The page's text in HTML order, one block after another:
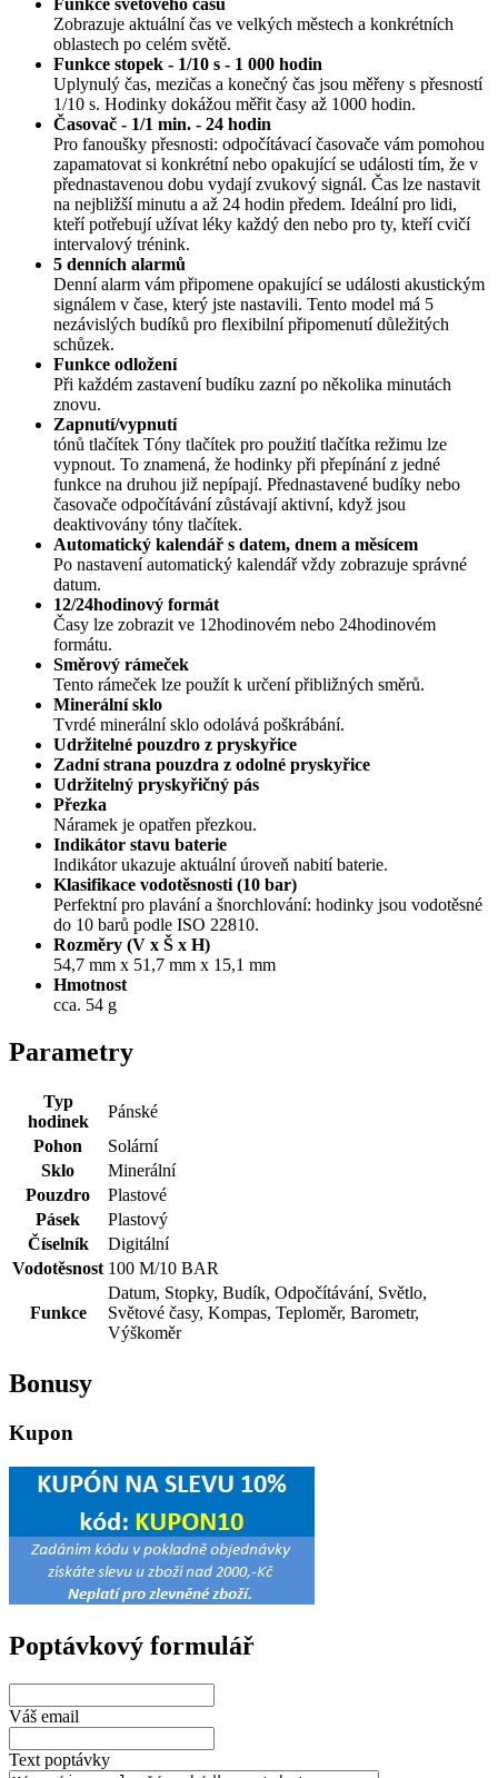
Zobrazuje aktuální čas ve velkých městech a konkrétních
oblastech po celém světě.
Funkce stopek - 1/10 s - 1 000 hodin
Uplynulý čas, mezičas a konečný čas jsou měřeny s přesností
1/10 s. Hodinky dokážou měřit časy až 1000 hodin.
Časovač - 1/1 min. - 24 hodin
Pro fanoušky přesnosti: odpočítávací časovače vám pomohou
zapamatovat si konkrétní nebo opakující se události tím, že v
přednastavenou dobu vydají zvukový signál. Čas lze nastavit
na nejbližší minutu a až 24 hodin předem. Ideální pro lidi,
kteří potřebují užívat léky každý den nebo pro ty, kteří cvičí
intervalový trénink.
5 denních alarmů
Denní alarm vám připomene opakující se události akustickým
signálem v čase, který jste nastavili. Tento model má 5
nezávislých budíků pro flexibilní připomenutí důležitých
schůzek.
Funkce odložení
Při každém zastavení budíku zazní po několika minutách
znovu.
Zapnutí/vypnutí
tónů tlačítek Tóny tlačítek pro použití tlačítka režimu lze
vypnout. To znamená, že hodinky při přepínání z jedné
funkce na druhou již nepípají. Přednastavené budíky nebo
časovače odpočítávání zůstávají aktivní, když jsou
deaktivovány tóny tlačítek.
Automatický kalendář s datem, dnem a měsícem
Po nastavení automatický kalendář vždy zobrazuje správné
datum.
12/24hodinový formát
Časy lze zobrazit ve 12hodinovém nebo 24hodinovém
formátu.
Směrový rámeček
Tento rámeček lze použít k určení přibližných směrů.
Minerální sklo
Tvrdé minerální sklo odolává poškrábání.
Udržitelné pouzdro z pryskyřice
Zadní strana pouzdra z odolné pryskyřice
Udržitelný pryskyřičný pás
Přezka
Náramek je opatřen přezkou.
Indikátor stavu baterie
Indikátor ukazuje aktuální úroveň nabití baterie.
Klasifikace vodotěsnosti (10 bar)
Perfektní pro plavání a šnorchlování: hodinky jsou vodotěsné
do 10 barů podle ISO 22810.
Rozměry (V x Š x H)
54,7 mm x 51,7 mm x 15,1 mm
Hmotnost
cca. 54 g
Parametry
Typ
hodinek
Pánské
Pohon
Solární
Sklo
Minerální
Pouzdro
Plastové
Pásek
Plastový
Číselník
Digitální
Vodotěsnost 100 M/10 BAR
Funkce
Datum, Stopky, Budík, Odpočítávání, Světlo,
Světové časy, Kompas, Teploměr, Barometr,
Výškoměr
Bonusy
Kupon
Poptávkový formulář
Váš email
Text poptávky